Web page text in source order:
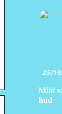
25/
Mild
hud